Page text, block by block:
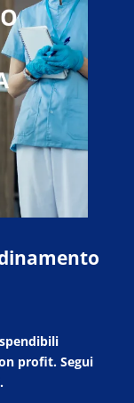
profit. Segui